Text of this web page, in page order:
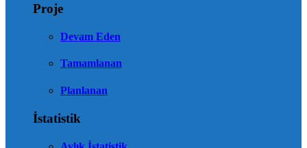
Proje
Devam Eden
Tamamlanan
Planlanan
İstatistik